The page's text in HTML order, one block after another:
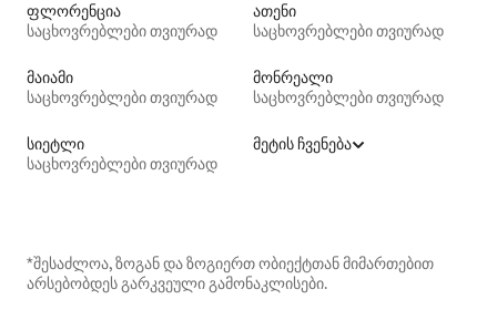
ფლორენცია
საცხოვრებლები თვიურად
ათენი
საცხოვრებლები თვიურად
მაიამი
საცხოვრებლები თვიურად
მონრეალი
საცხოვრებლები თვიურად
სიეტლი
საცხოვრებლები თვიურად
მეტის ჩვენება
*შესაძლოა, ზოგან და ზოგიერთ ობიექტთან მიმართებით
არსებობდეს გარკვეული გამონაკლისები.